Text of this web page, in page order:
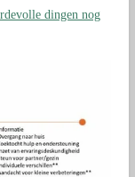
dingen nog